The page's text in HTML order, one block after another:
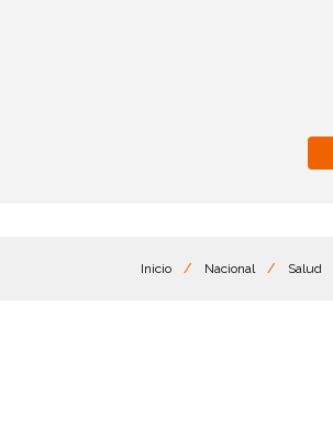
Inicio / Nacional / Salud